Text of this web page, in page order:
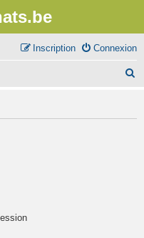
Connexion
Inscription